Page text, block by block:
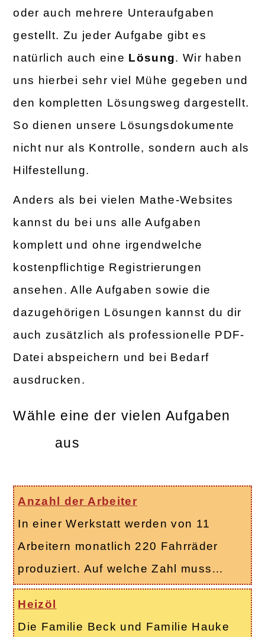
oder auch mehrere Unteraufgaben
gestellt. Zu jeder Aufgabe gibt es
natürlich auch eine Lösung. Wir haben
uns hierbei sehr viel Mühe gegeben und
den kompletten Lösungsweg dargestellt.
So dienen unsere Lösungsdokumente
nicht nur als Kontrolle, sondern auch als
Hilfestellung.
Anders als bei vielen Mathe-Websites
kannst du bei uns alle Aufgaben
komplett und ohne irgendwelche
kostenpflichtige Registrierungen
ansehen. Alle Aufgaben sowie die
dazugehörigen Lösungen kannst du dir
auch zusätzlich als professionelle PDF-
Datei abspeichern und bei Bedarf
ausdrucken.
Wähle eine der vielen Aufgaben
aus
Anzahl der Arbeiter
In einer Werkstatt werden von 11
Arbeitern monatlich 220 Fahrräder
produziert. Auf welche Zahl muss…
Heizöl
Die Familie Beck und Familie Hauke